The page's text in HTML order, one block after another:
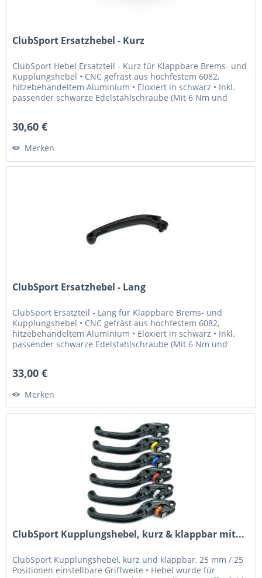
ClubSport Ersatzhebel - Kurz
ClubSport Hebel Ersatzteil - Kurz für Klappbare Brems- und
Kupplungshebel • CNC gefräst aus hochfestem 6082,
hitzebehandeltem Aluminium • Eloxiert in schwarz • Inkl.
passender schwarze Edelstahlschraube (Mit 6 Nm und
30,60 €
Merken
ClubSport Ersatzhebel - Lang
ClubSport Ersatzteil - Lang für Klappbare Brems- und
Kupplungshebel • CNC gefräst aus hochfestem 6082,
hitzebehandeltem Aluminium • Eloxiert in schwarz • Inkl.
passender schwarze Edelstahlschraube (Mit 6 Nm und
33,00 €
Merken
ClubSport Kupplungshebel, kurz & klappbar mit...
ClubSport Kupplungshebel, kurz und klappbar, 25 mm / 25
Positionen einstellbare Griffweite • Hebel wurde für